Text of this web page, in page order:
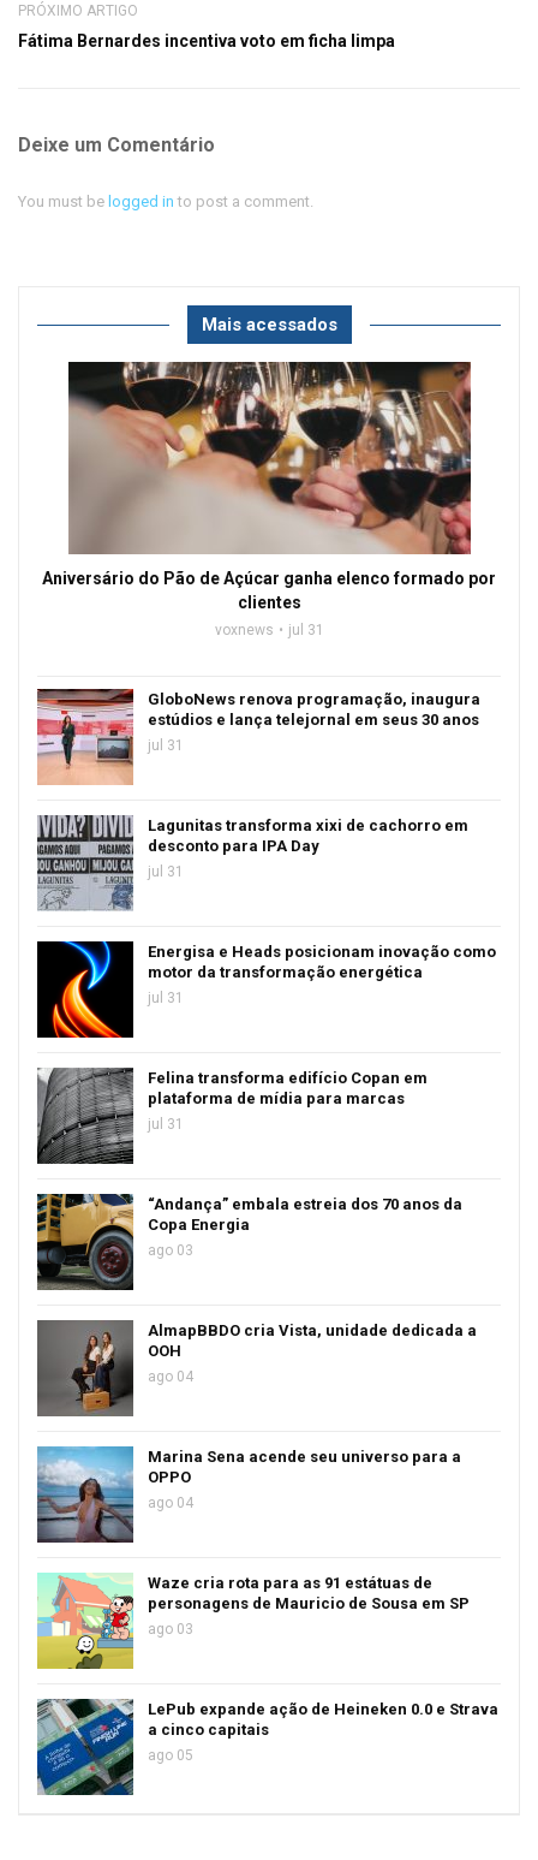
PRÓXIMO ARTIGO
Fátima Bernardes incentiva voto em ficha limpa
Deixe um Comentário
You must be logged in to post a comment.
Mais acessados
Aniversário do Pão de Açúcar ganha elenco formado por
clientes
voxnews jul 31
GloboNews renova programação, inaugura
estúdios e lança telejornal em seus 30 anos
jul 31
Lagunitas transforma xixi de cachorro em
desconto para IPA Day
jul 31
Energisa e Heads posicionam inovação como
motor da transformação energética
jul 31
Felina transforma edifício Copan em
plataforma de mídia para marcas
jul 31
“Andança” embala estreia dos 70 anos da
Copa Energia
ago 03
AlmapBBDO cria Vista, unidade dedicada a
OOH
ago 04
Marina Sena acende seu universo para a
OPPO
ago 04
Waze cria rota para as 91 estátuas de
personagens de Mauricio de Sousa em SP
ago 03
LePub expande ação de Heineken 0.0 e Strava
a cinco capitais
ago 05